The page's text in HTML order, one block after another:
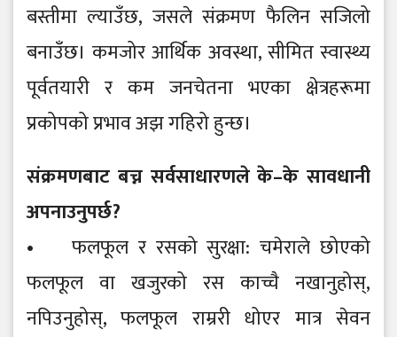
बस्तीमा ल्याउँछ, जसले संक्रमण फैलिन सजिलो
बनाउँछ। कमजोर आर्थिक अवस्था, सीमित स्वास्थ्य
पूर्वतयारी र कम जनचेतना भएका क्षेत्रहरूमा
प्रकोपको प्रभाव अझ गहिरो हुन्छ।
संक्रमणबाट बच्न सर्वसाधारणले के–के सावधानी
अपनाउनुपर्छ?
• फलफूल र रसको सुरक्षा: चमेराले छोएको
फलफूल वा खजुरको रस काच्चै नखानुहोस्,
नपिउनुहोस्, फलफूल राम्ररी धोएर मात्र सेवन